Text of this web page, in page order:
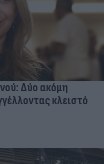
Δύο ακόμη
κλειστό